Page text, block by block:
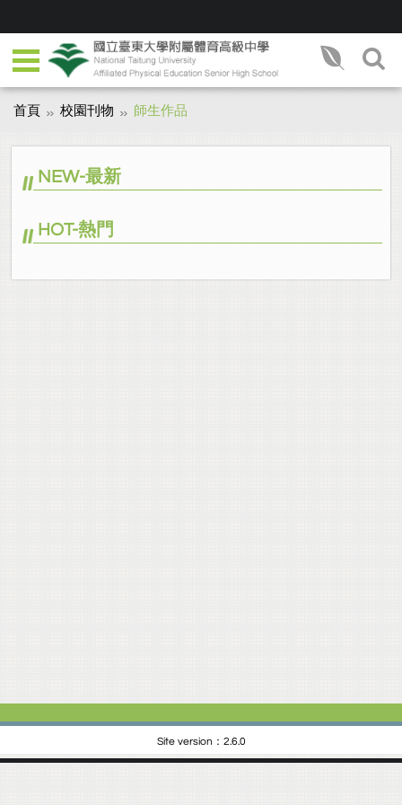
首頁 校園刊物 師生作品
NEW-最新
HOT-熱門
Site version：2.6.0